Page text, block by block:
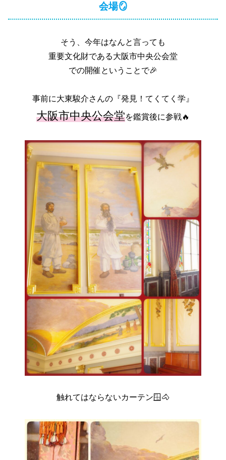
会場🪞
そう、今年はなんと言っても
重要文化財である大阪市中央公会堂
での開催ということで🎉
事前に大東駿介さんの『発見！てくてく学』
大阪市中央公会堂を鑑賞後に参戦🔥
触れてはならないカーテン🪟🐴